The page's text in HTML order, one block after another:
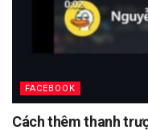
FACEBOOK
Cách thêm thanh